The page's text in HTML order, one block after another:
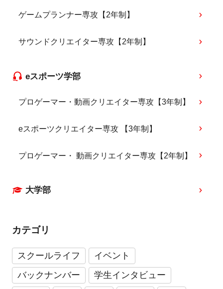
ゲームプランナー専攻【2年制】
サウンドクリエイター専攻【2年制】
eスポーツ学部
プロゲーマー・動画クリエイター専攻【3年制】
eスポーツクリエイター専攻 【3年制】
プロゲーマー・ 動画クリエイター専攻【2年制】
大学部
カテゴリ
スクールライフ
イベント
バックナンバー
学生インタビュー